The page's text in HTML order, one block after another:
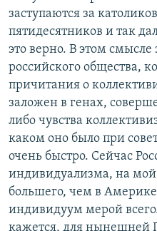
заступаются за
пятидесятников и так
это верно. В этом смысле
российского общества,
причитания о
заложен в генах,
либо чувства
каком оно было при
очень быстро. Сейчас
индивидуализма, на мой
большего, чем в
индивидуум мерой
кажется, для нынешней